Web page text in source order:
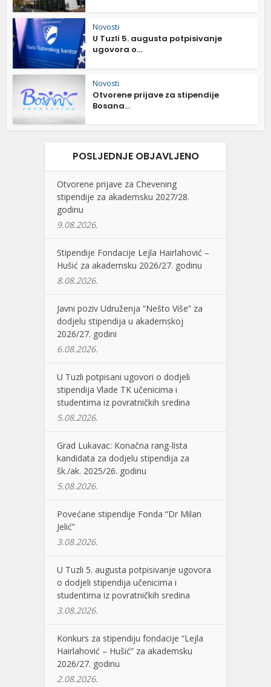
Novosti
U Tuzli 5. augusta potpisivanje
ugovora o...
Novosti
Otvorene prijave za stipendije
Bosana...
POSLJEDNJE OBJAVLJENO
Otvorene prijave za Chevening
stipendije za akademsku 2027/28.
godinu
9.08.2026.
Stipendije Fondacije Lejla Hairlahović –
Hušić za akademsku 2026/27. godinu
8.08.2026.
Javni poziv Udruženja “Nešto Više” za
dodjelu stipendija u akademskoj
2026/27. godini
6.08.2026.
U Tuzli potpisani ugovori o dodjeli
stipendija Vlade TK učenicima i
studentima iz povratničkih sredina
5.08.2026.
Grad Lukavac: Konačna rang-lista
kandidata za dodjelu stipendija za
šk./ak. 2025/26. godinu
5.08.2026.
Povećane stipendije Fonda “Dr Milan
Jelić”
3.08.2026.
U Tuzli 5. augusta potpisivanje ugovora
o dodjeli stipendija učenicima i
studentima iz povratničkih sredina
3.08.2026.
Konkurs za stipendiju fondacije “Lejla
Hairlahović – Hušić” za akademsku
2026/27. godinu
2.08.2026.